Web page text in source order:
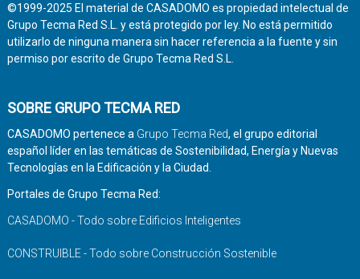
©1999-2025 El material de CASADOMO es propiedad intelectual de
Grupo Tecma Red S.L. y está protegido por ley. No está permitido
utilizarlo de ninguna manera sin hacer referencia a la fuente y sin
permiso por escrito de Grupo Tecma Red S.L.
SOBRE GRUPO TECMA RED
CASADOMO pertenece a Grupo Tecma Red, el grupo editorial
español líder en las temáticas de Sostenibilidad, Energía y Nuevas
Tecnologías en la Edificación y la Ciudad.
Portales de Grupo Tecma Red:
CASADOMO - Todo sobre Edificios Inteligentes
CONSTRUIBLE - Todo sobre Construcción Sostenible